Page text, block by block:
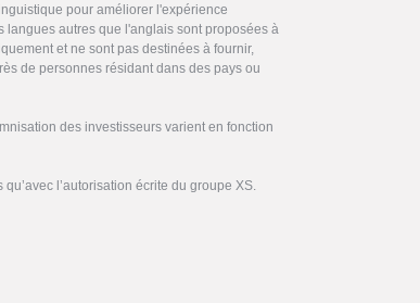
pour améliorer l'expérience
langues autres que l'anglais sont proposées à
et ne sont pas destinées à fournir,
de personnes résidant dans des pays ou
des investisseurs varient en fonction
l’autorisation écrite du groupe XS.